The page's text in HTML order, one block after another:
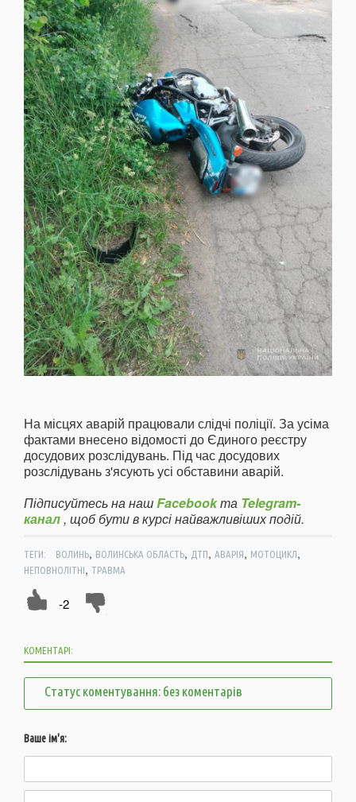
На місцях аварій працювали слідчі поліції. За усіма
фактами внесено відомості до Єдиного реєстру
досудових розслідувань. Під час досудових
розслідувань з'ясують усі обставини аварій.
Підписуйтесь на нашFacebookта Telegram-
канал, щоб бути в курсі найважливіших подій.
ТЕГИ: ВОЛИНЬ, ВОЛИНСЬКА ОБЛАСТЬ, ДТП, АВАРІЯ, МОТОЦИКЛ,
НЕПОВНОЛІТНІ, ТРАВМА
-2
КОМЕНТАРІ:
Статус коментування: без коментарів
Ваше ім'я: